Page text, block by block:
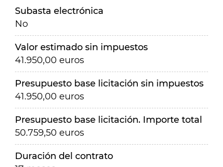
Subasta electrónica
No
Valor estimado sin impuestos
41.950,00 euros
Presupuesto base licitación sin impuestos
41.950,00 euros
Presupuesto base licitación. Importe total
50.759,50 euros
Duración del contrato